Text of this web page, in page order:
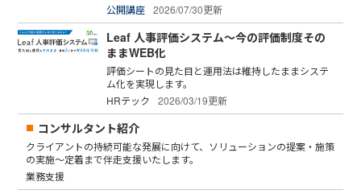
公開講座 2026/07/30更新
Leaf 人事評価システム～今の評価制度その
ままWEB化
評価シートの見た目と運用法は維持したままシステ
ム化を実現します。
HRテック
2026/03/19更新
コンサルタント紹介
クライアントの持続可能な発展に向けて、ソリューションの提案・施策
の実施～定着まで伴走支援いたします。
業務支援